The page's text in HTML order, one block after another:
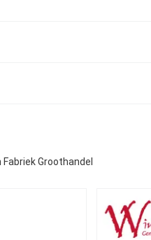
Groothandel